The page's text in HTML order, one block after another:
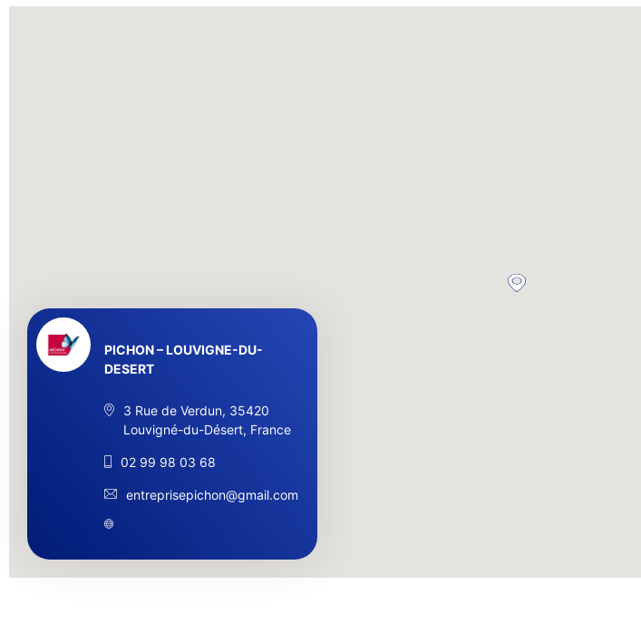
PICHON – LOUVIGNE-DU-
DESERT
3 Rue de Verdun, 35420
Louvigné-du-Désert, France
02 99 98 03 68
entreprisepichon@gmail.com